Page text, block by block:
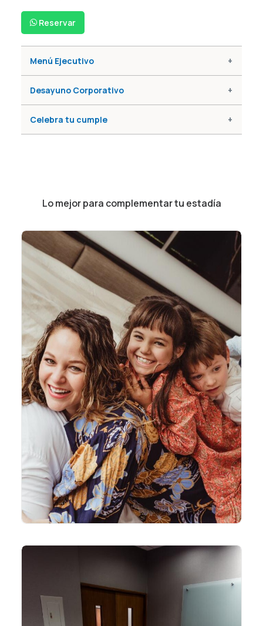
Reservar
Menú Ejecutivo
Desayuno Corporativo
Celebra tu cumple
Lo mejor para complementar tu estadía
Más que Alojamiento, Un conjunto de
experiencias inolvidables
VER MÁS